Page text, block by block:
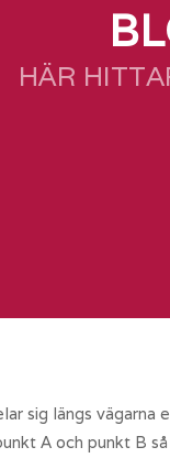
HÄR
sig längs
A och punkt B